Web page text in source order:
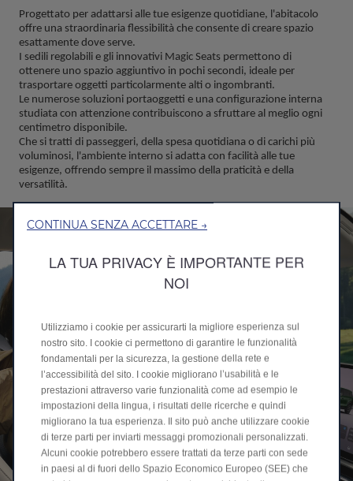
Progettato per adattarsi alle tue esigenze quotidiane, l'abitacolo
offre una straordinaria flessibilità che consente di creare spazio
esattamente dove serve.
I sedili regolabili e gli innovativi Magic Seats permettono di
ottenere uno spazio aggiuntivo in pochi secondi, ideale per
trasportare oggetti particolarmente alti o ingombranti.
Le numerose soluzioni portaoggetti e una configurazione interna
studiata con attenzione contribuiscono a sfruttare al meglio ogni
centimetro disponibile.
Che si tratti di passeggeri, della spesa quotidiana o di carichi più
voluminosi, l'ambiente interno si adatta con facilità alle tue
esigenze, offrendo sempre il massimo della praticità e della
versatilità.
CONTINUA SENZA ACCETTARE →
LA TUA PRIVACY È IMPORTANTE PER
NOI
Utilizziamo i cookie per assicurarti la migliore esperienza sul
nostro sito. I cookie ci permettono di garantire le funzionalità
fondamentali per la sicurezza, la gestione della rete e
l’accessibilità del sito. I cookie migliorano l’usabilità e le
prestazioni attraverso varie funzionalità come ad esempio le
impostazioni della lingua, i risultati delle ricerche e quindi
migliorano la tua esperienza. Il sito può anche utilizzare cookie
di terze parti per inviarti messaggi promozionali personalizzati.
Alcuni cookie potrebbero essere trattati da terze parti con sede
in paesi al di fuori dello Spazio Economico Europeo (SEE) che